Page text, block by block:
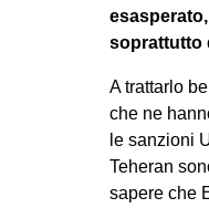
soprattutto
A trattarlo
che ne
le sanzioni
Teheran
sapere che